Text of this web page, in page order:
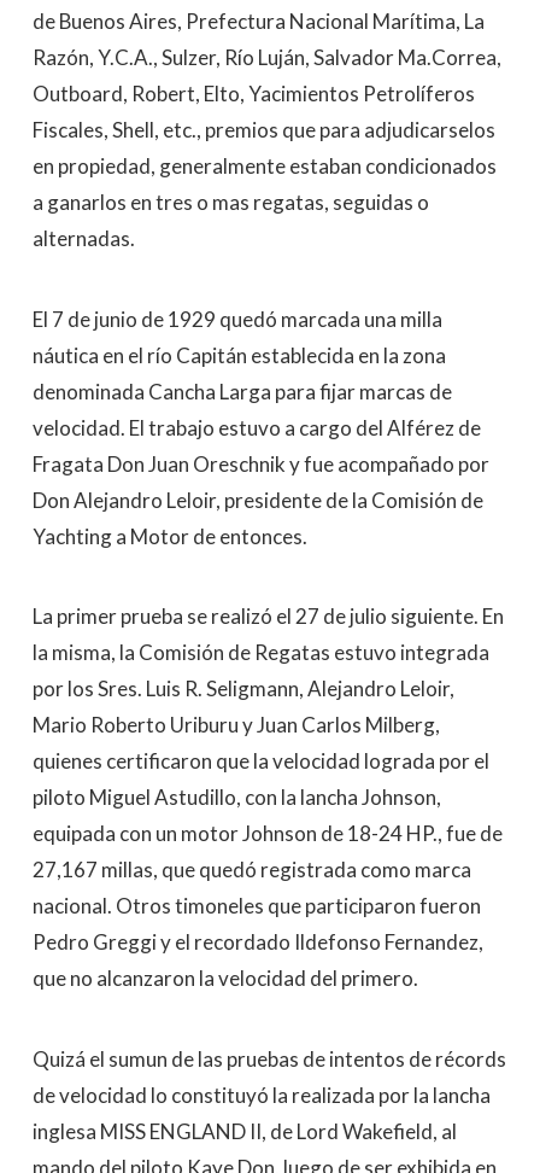
de Buenos Aires, Prefectura Nacional Marítima, La
Razón, Y.C.A., Sulzer, Río Luján, Salvador Ma.Correa,
Outboard, Robert, Elto, Yacimientos Petrolíferos
Fiscales, Shell, etc., premios que para adjudicarselos
en propiedad, generalmente estaban condicionados
a ganarlos en tres o mas regatas, seguidas o
alternadas.
El 7 de junio de 1929 quedó marcada una milla
náutica en el río Capitán establecida en la zona
denominada Cancha Larga para fijar marcas de
velocidad. El trabajo estuvo a cargo del Alférez de
Fragata Don Juan Oreschnik y fue acompañado por
Don Alejandro Leloir, presidente de la Comisión de
Yachting a Motor de entonces.
La primer prueba se realizó el 27 de julio siguiente. En
la misma, la Comisión de Regatas estuvo integrada
por los Sres. Luis R. Seligmann, Alejandro Leloir,
Mario Roberto Uriburu y Juan Carlos Milberg,
quienes certificaron que la velocidad lograda por el
piloto Miguel Astudillo, con la lancha Johnson,
equipada con un motor Johnson de 18-24 HP., fue de
27,167 millas, que quedó registrada como marca
nacional. Otros timoneles que participaron fueron
Pedro Greggi y el recordado Ildefonso Fernandez,
que no alcanzaron la velocidad del primero.
Quizá el sumun de las pruebas de intentos de récords
de velocidad lo constituyó la realizada por la lancha
inglesa MISS ENGLAND II, de Lord Wakefield, al
mando del piloto Kaye Don, luego de ser exhibida en